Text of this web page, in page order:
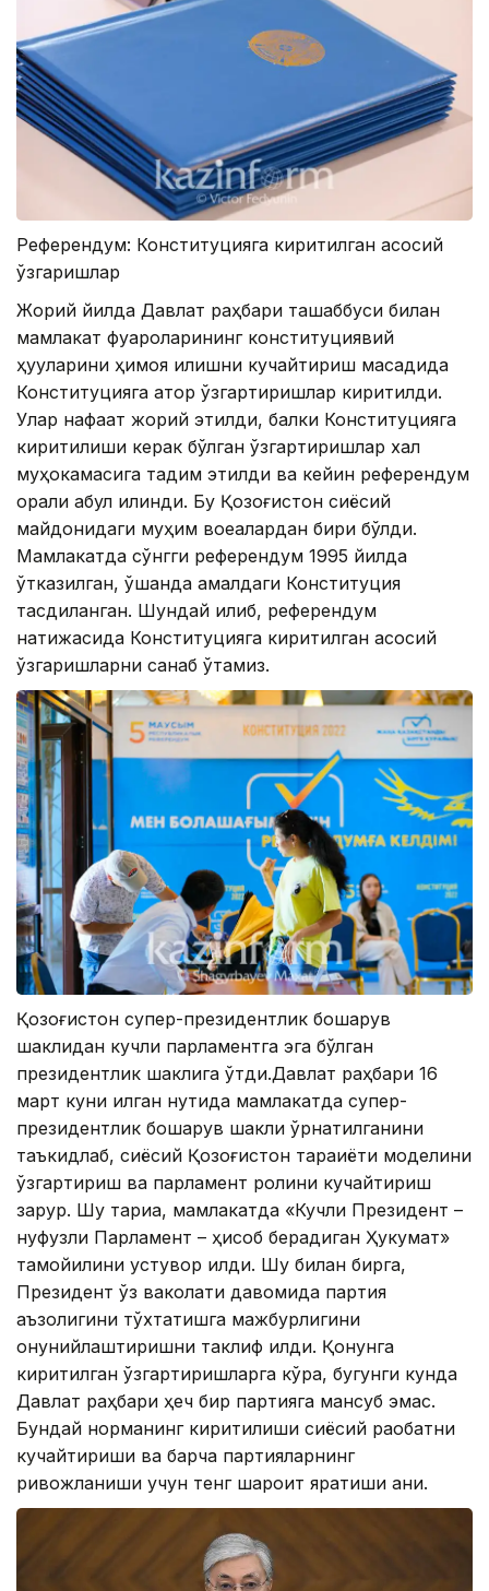
Референдум: Конституцияга киритилган асосий
ўзгаришлар
Жорий йилда Давлат раҳбари ташаббуси билан
мамлакат фуқароларининг конституциявий
ҳуқуқларини ҳимоя қилишни кучайтириш мақсадида
Конституцияга қатор ўзгартиришлар киритилди.
Улар нафақат жорий этилди, балки Конституцияга
киритилиши керак бўлган ўзгартиришлар халқ
муҳокамасига тақдим этилди ва кейин референдум
орқали қабул қилинди. Бу Қозоғистон сиёсий
майдонидаги муҳим воқеалардан бири бўлди.
Мамлакатда сўнгги референдум 1995 йилда
ўтказилган, ўшанда амалдаги Конституция
тасдиқланган. Шундай қилиб, референдум
натижасида Конституцияга киритилган асосий
ўзгаришларни санаб ўтамиз.
Қозоғистон супер-президентлик бошқарув
шаклидан кучли парламентга эга бўлган
президентлик шаклига ўтди.Давлат раҳбари 16
март куни қилган нутқида мамлакатда супер-
президентлик бошқарув шакли ўрнатилганини
таъкидлаб, сиёсий Қозоғистон тараққиёти моделини
ўзгартириш ва парламент ролини кучайтириш
зарур. Шу тариқа, мамлакатда «Кучли Президент – ​​
нуфузли Парламент – ​​ҳисоб берадиган Ҳукумат»
тамойилини устувор қилди. Шу билан бирга,
Президент ўз ваколати давомида партия
аъзолигини тўхтатишга мажбурлигини
қонунийлаштиришни таклиф қилди. Қонунга
киритилган ўзгартиришларга кўра, бугунги кунда
Давлат раҳбари ҳеч бир партияга мансуб эмас.
Бундай норманинг киритилиши сиёсий рақобатни
кучайтириши ва барча партияларнинг
ривожланиши учун тенг шароит яратиши аниқ.